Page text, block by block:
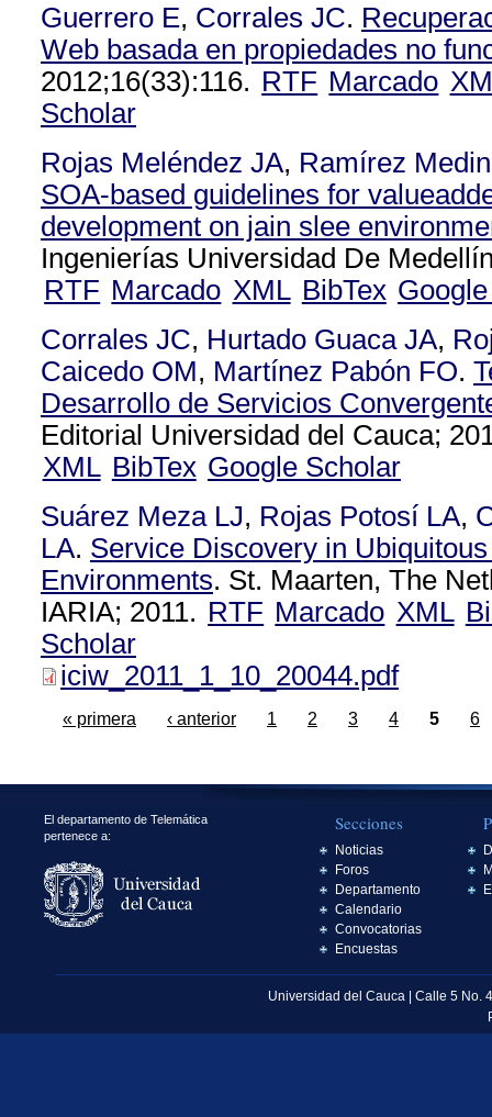
Guerrero E, Corrales JC.
Web basada en propiedades no
2012;16(33):116. RTF Marcado
Scholar
Rojas Meléndez JA, Ramírez
SOA-based guidelines for
development on jain slee
Ingenierías Universidad De
RTF Marcado XML BibTex
Corrales JC, Hurtado Guaca JA,
Caicedo OM, Martínez Pabón FO.
Desarrollo de Servicios
Editorial Universidad del Cauca;
XML BibTex Google Scholar
Suárez Meza LJ, Rojas Potosí LA,
LA. Service Discovery in
Environments. St. Maarten, The
IARIA; 2011. RTF Marcado XML
Scholar
iciw_2011_1_10_20044.pdf
« primera ‹ anterior 1 2 3 4 5 6
El departamento de Telemática
pertenece a:
Secciones
Noticias
Foros
Departamento
Calendario
Convocatorias
Encuestas
Universidad del Cauca | Calle 5 No.